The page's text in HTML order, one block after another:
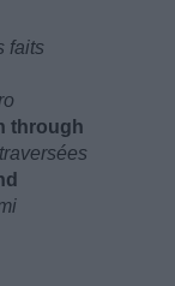
faits
through